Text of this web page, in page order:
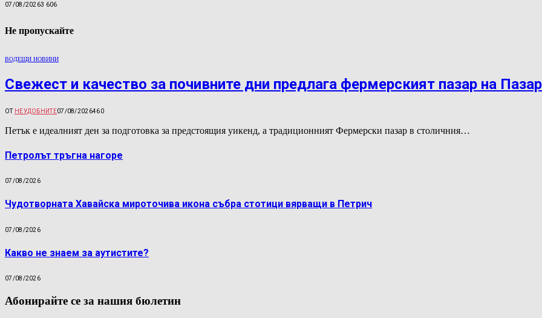
07/08/20263 606
Не пропускайте
ВОДЕЩИ НОВИНИ
Свежест и качество за почивните дни предлага фермерският пазар на
ОТ НЕУДОБНИТЕ07/08/2026460
Петък е идеалният ден за подготовка за предстоящия уикенд, а традиционният Фермерски пазар в столичния…
Петролът тръгна нагоре
07/08/2026
Чудотворната Хавайска мироточива икона събра стотици вярващи в Петрич
07/08/2026
Какво не знаем за аутистите?
07/08/2026
Абонирайте се за нашия бюлетин